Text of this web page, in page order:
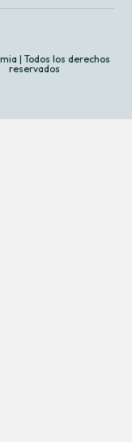
| Todos los derechos
reservados